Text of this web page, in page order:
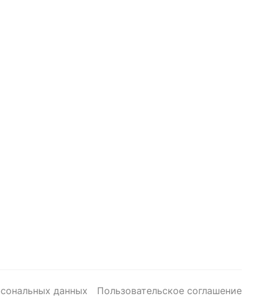
данных Пользовательское соглашение